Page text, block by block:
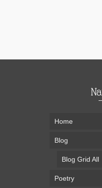
Home
Blog
Blog Grid All
Poetry